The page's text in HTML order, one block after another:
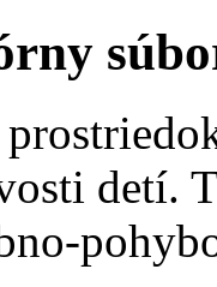
detí.